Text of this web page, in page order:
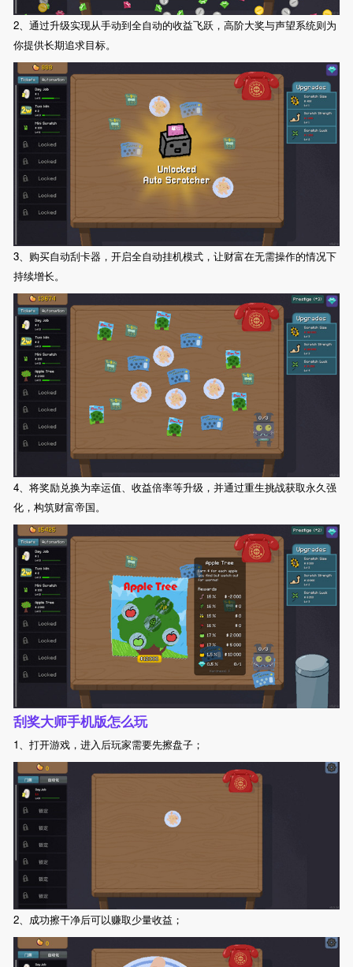
2、通过升级实现从手动到全自动的收益飞跃，高阶大奖与声望系统则为
你提供长期追求目标。
3、购买自动刮卡器，开启全自动挂机模式，让财富在无需操作的情况下
持续增长。
4、将奖励兑换为幸运值、收益倍率等升级，并通过重生挑战获取永久强
化，构筑财富帝国。
刮奖大师手机版怎么玩
1、打开游戏，进入后玩家需要先擦盘子；
2、成功擦干净后可以赚取少量收益；